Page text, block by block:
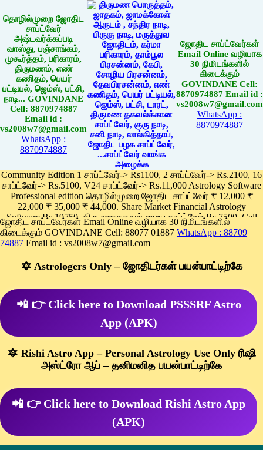
தொழில்முறை ஜோதிட
சாப்ட்வேர்
அஷ்டவர்க்கப்படி
வாஸ்து, பஞ்சாங்கம்,
முகூர்த்தம், பரிகாரம்,
திருமணம், எண்
கணிதம், பெயர்
பட்டியல், ஜெம்ஸ், பட்சி,
நாடி... GOVINDANE
Cell: 8870974887
Email id :
vs2008w7@gmail.com
WhatsApp :
8870974887
ஜோதிட சாப்ட்வேர்கள்
Email Online வழியாக
30 நிமிடங்களில்
கிடைக்கும்
GOVINDANE Cell:
8870974887 Email id :
vs2008w7@gmail.com
WhatsApp :
8870974887
Community Edition 1 சாப்ட்வேர்-> Rs1100, 2 சாப்ட்வேர்-> Rs.2100, 16
சாப்ட்வேர்-> Rs.5100, V24 சாப்ட்வேர்-> Rs.11,000 Astrology Software
Professional edition தொழில்முறை ஜோதிட சாப்ட்வேர் ₹ 12,000 ₹
22,000 ₹ 35,000 ₹ 44,000. Share Market Financial Astrology
Software Rs.19750, திருமணதகவல் மைய சாப்ட்வேர் Rs.7500, Cell
Phone App Rs. 1100
Pay online
ஜோதிட சாப்ட்வேர்கள் Email Online வழியாக 30 நிமிடங்களில்
கிடைக்கும் GOVINDANE Cell: 88077 01887 WhatsApp : 88709
74887 Email id : vs2008w7@gmail.com
🔯 Astrologers Only – ஜோதிடர்கள் பயன்பாட்டிற்கே
📲 👉 Click here to Download PSSSRF Astro
App (APK)
🔯 Rishi Astro App – Personal Astrology Use Only ரிஷி
அஸ்ட்ரோ ஆப் – தனிமனித பயன்பாட்டிற்கே
📲 👉 Click here to Download Rishi Astro App
(APK)